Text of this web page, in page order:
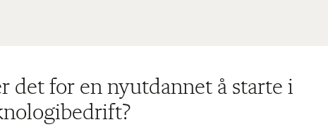
det for en nyutdannet å starte i